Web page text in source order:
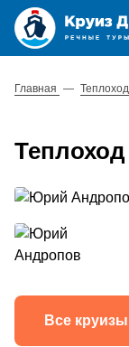
Главная —
Все